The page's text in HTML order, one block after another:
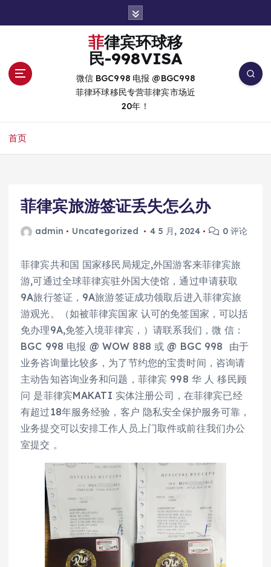
菲律宾环球移
民-998VISA
微信 BGC998 电报 @BGC998
菲律环球移民专营菲律宾市场近
20年！
首页
菲律宾旅游签证丢失怎么办
admin Uncategorized 4 5 月, 2024 0 评论
菲律宾共和国 国家移民局规定,外国游客来菲律宾旅
游,可通过全球菲律宾驻外国大使馆，通过申请获取
9A旅行签证，9A旅游签证成功领取后进入菲律宾旅
游观光。（如被菲律宾国家 认可的免签国家，可以括
免办理9A,免签入境菲律宾，）请联系我们，微 信：
BGC 998 电报 @ WOW 888 或 @ BGC 998 由于
业务咨询量比较多，为了节约您的宝贵时间，咨询请
主动告知咨询业务和问题，菲律宾 998 华 人 移民顾
问 是菲律宾MAKATI 实体注册公司，在菲律宾已经
有超过18年服务经验，客户 隐私安全保护服务可靠，
业务提交可以安排工作人员上门取件或前往我们办公
室提交 。